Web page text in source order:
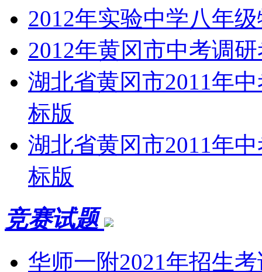
2012年实验中学八年
2012年黄冈市中考调
湖北省黄冈市2011年
标版
湖北省黄冈市2011年
标版
竞赛试题
华师一附2021年招生